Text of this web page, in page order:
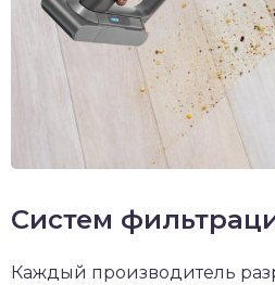
Систем
Каждый производитель